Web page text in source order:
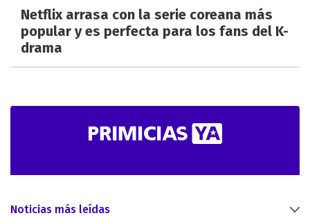
Netflix arrasa con la serie coreana más
popular y es perfecta para los fans del K-
drama
Noticias más leídas